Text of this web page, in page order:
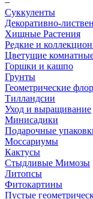
Суккуленты
Декоративно-
Хищные Растения
Редкие и
Цветущие
Горшки и кашпо
Грунты
Геометрические
Тилландсии
Уход и выращивание
Минисадики
Подарочные
Моссариумы
Кактусы
Стыдливые Мимозы
Литопсы
Фитокартины
Пустые